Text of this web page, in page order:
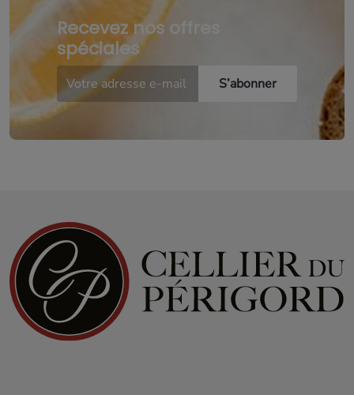
Recevez nos offres
spéciales